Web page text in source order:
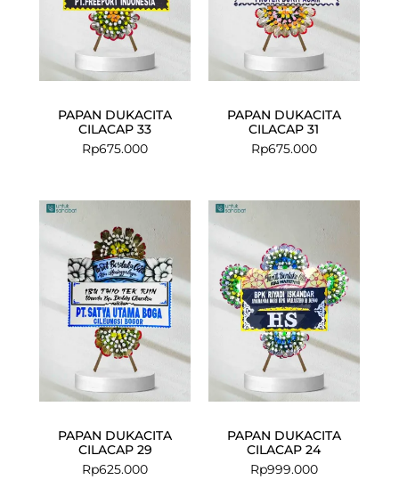
PAPAN DUKACITA
CILACAP 33
Rp675.000
PAPAN DUKACITA
CILACAP 31
Rp675.000
PAPAN DUKACITA
CILACAP 29
Rp625.000
PAPAN DUKACITA
CILACAP 24
Rp999.000